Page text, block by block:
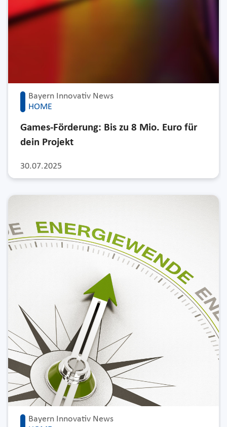
Bayern Innovativ News
HOME
30.07.2025
Games-Förderung: Bis zu 8 Mio. Euro für
dein Projekt
Bayern Innovativ News